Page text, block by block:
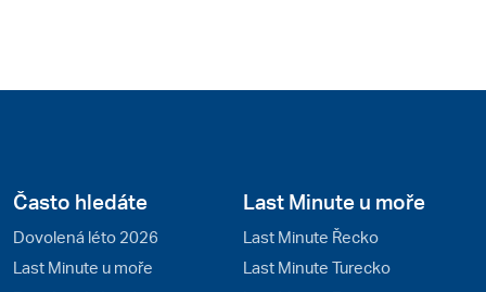
Často hledáte
Dovolená léto 2026
Last Minute u moře
Last Minute u moře
Last Minute Řecko
Last Minute Turecko